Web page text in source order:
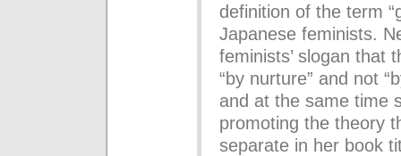
definition of the term
Japanese feminists.
feminists’ slogan that
“by nurture” and not
and at the same time
promoting the theory
separate in her book